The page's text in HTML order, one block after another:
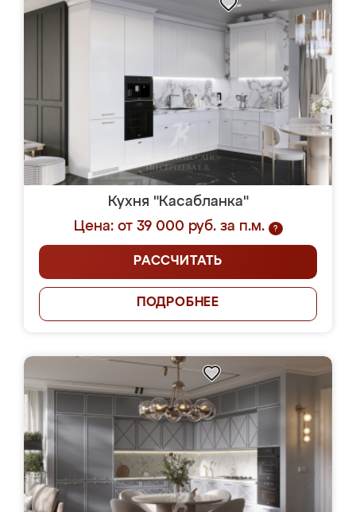
Кухня "Касабланка"
Цена: от 39 000 руб. за п.м.
?
РАССЧИТАТЬ
ПОДРОБНЕЕ